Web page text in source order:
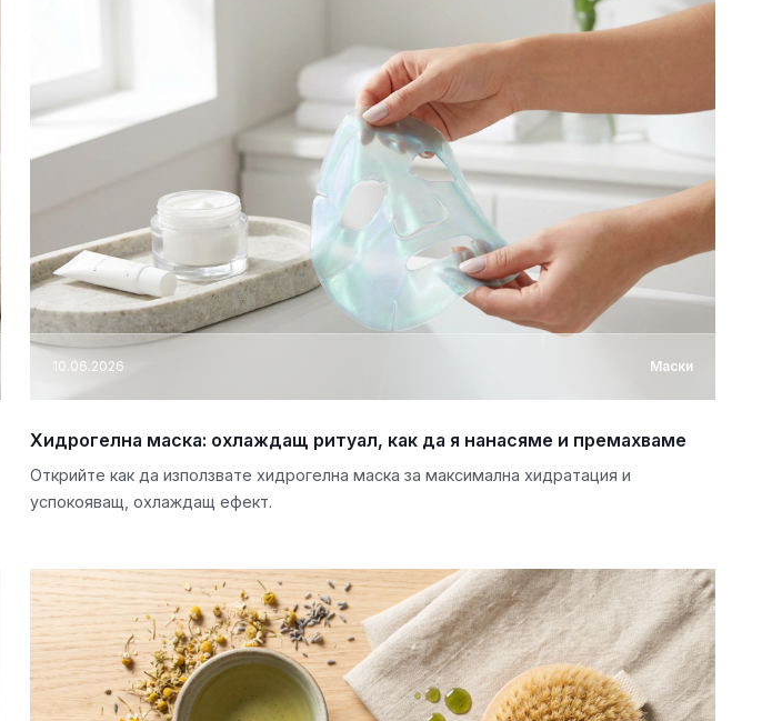
10.06.2026 Маски
Хидрогелна маска: охлаждащ ритуал, как да я нанасяме и премахваме
Открийте как да използвате хидрогелна маска за максимална хидратация и
успокояващ, охлаждащ ефект.